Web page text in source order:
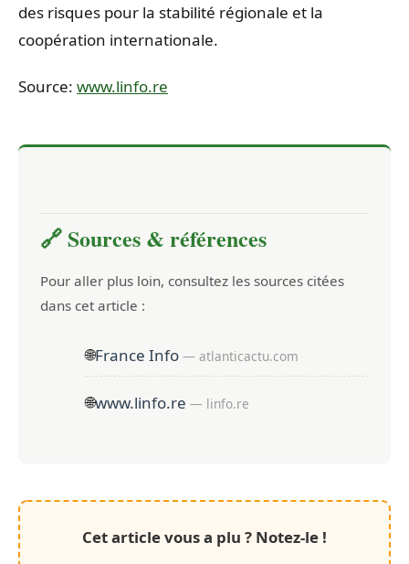
des risques pour la stabilité régionale et la
coopération internationale.
Source: www.linfo.re
🔗 Sources & références
Pour aller plus loin, consultez les sources citées
dans cet article :
🌐France Info — atlanticactu.com
🌐www.linfo.re — linfo.re
Cet article vous a plu ? Notez-le !